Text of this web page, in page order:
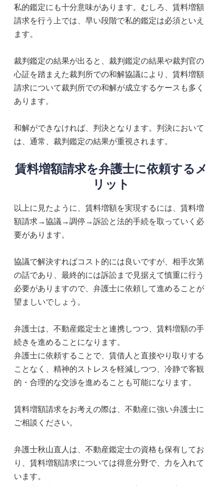
私的鑑定にも十分意味があります。むしろ、賃料増額
請求を行う上では、早い段階で私的鑑定は必須といえ
ます。
裁判鑑定の結果が出ると、裁判鑑定の結果や裁判官の
心証を踏まえた裁判所での和解協議により、賃料増額
請求について裁判所での和解が成立するケースも多く
あります。
和解ができなければ、判決となります。判決において
は、通常、裁判鑑定の結果が重視されます。
賃料増額請求を弁護士に依頼するメ
リット
以上に見たように、賃料増額を実現するには、賃料増
額請求→協議→調停→訴訟と法的手続を取っていく必
要があります。
協議で解決すればコスト的には良いですが、相手次第
の話であり、最終的には訴訟まで見据えて慎重に行う
必要がありますので、弁護士に依頼して進めることが
望ましいでしょう。
弁護士は、不動産鑑定士と連携しつつ、賃料増額の手
続きを進めることになります。
弁護士に依頼することで、賃借人と直接やり取りする
ことなく、精神的ストレスを軽減しつつ、冷静で客観
的・合理的な交渉を進めることも可能になります。
賃料増額請求をお考えの際は、不動産に強い弁護士に
ご相談ください。
弁護士秋山直人は、不動産鑑定士の資格も保有してお
り、賃料増額請求については得意分野で、力を入れて
います。